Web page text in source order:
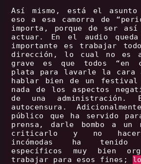
Así mismo, está el asunto
eso a esa camorra de
importa, porque de ser
actuar. En el audio
importante es trabajar
dirección, lo cual no es
grave es que todos “en
plata para lavarle la cara
hablar bien de un
nada de los aspectos
de una
autocensura.
público que ha servido
prensa, darle bombo a un
criticarlo y no
incómodas ha tenido
específicos muy bien
trabajar para esos fines;